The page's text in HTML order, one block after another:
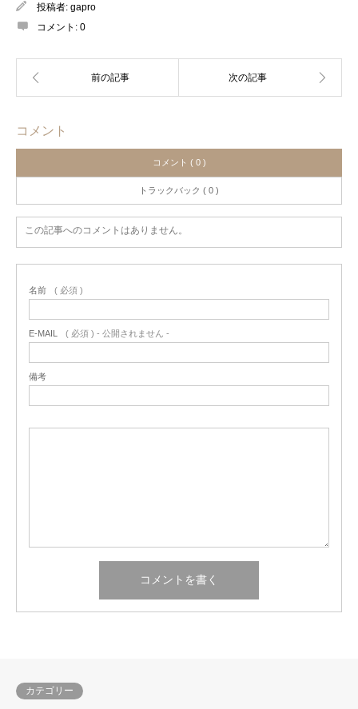
投稿者: gapro
コメント: 0
コメント
コメント ( 0 )
トラックバック ( 0 )
この記事へのコメントはありません。
名前 ( 必須 )
E-MAIL ( 必須 ) - 公開されません -
備考
カテゴリー